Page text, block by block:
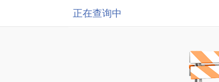
正在查询中